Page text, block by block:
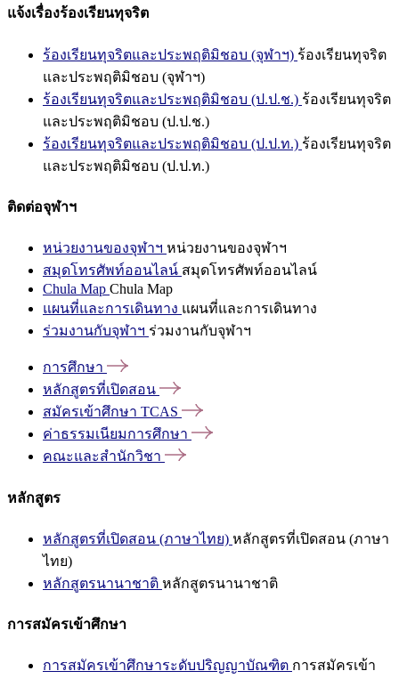
แจ้งเรื่องร้องเรียนทุจริต
ร้องเรียนทุจริตและประพฤติมิชอบ (จุฬาฯ) ร้องเรียนทุจริต
และประพฤติมิชอบ (จุฬาฯ)
ร้องเรียนทุจริตและประพฤติมิชอบ (ป.ป.ช.) ร้องเรียนทุจริต
และประพฤติมิชอบ (ป.ป.ช.)
ร้องเรียนทุจริตและประพฤติมิชอบ (ป.ป.ท.) ร้องเรียนทุจริต
และประพฤติมิชอบ (ป.ป.ท.)
ติดต่อจุฬาฯ
หน่วยงานของจุฬาฯ หน่วยงานของจุฬาฯ
สมุดโทรศัพท์ออนไลน์ สมุดโทรศัพท์ออนไลน์
Chula Map Chula Map
แผนที่และการเดินทาง แผนที่และการเดินทาง
ร่วมงานกับจุฬาฯ ร่วมงานกับจุฬาฯ
การศึกษา
หลักสูตรที่เปิดสอน
สมัครเข้าศึกษา TCAS
ค่าธรรมเนียมการศึกษา
คณะและสำนักวิชา
หลักสูตร
หลักสูตรที่เปิดสอน (ภาษาไทย) หลักสูตรที่เปิดสอน (ภาษา
ไทย)
หลักสูตรนานาชาติ หลักสูตรนานาชาติ
การสมัครเข้าศึกษา
การสมัครเข้าศึกษาระดับปริญญาบัณฑิต การสมัครเข้า